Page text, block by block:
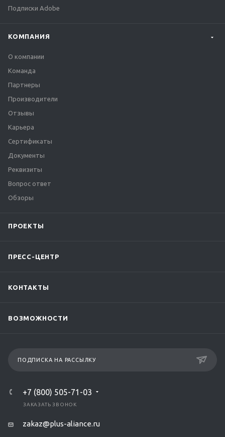
Подписки Adobe
КОМПАНИЯ
О компании
Команда
Партнеры
Производители
Отзывы
Карьера
Сертификаты
Документы
Реквизиты
Вопрос ответ
Обзоры
ПРОЕКТЫ
ПРЕСС-ЦЕНТР
КОНТАКТЫ
ВОЗМОЖНОСТИ
ПОДПИСКА НА РАССЫЛКУ
+7 (800) 505-71-03
ЗАКАЗАТЬ ЗВОНОК
zakaz@plus-aliance.ru